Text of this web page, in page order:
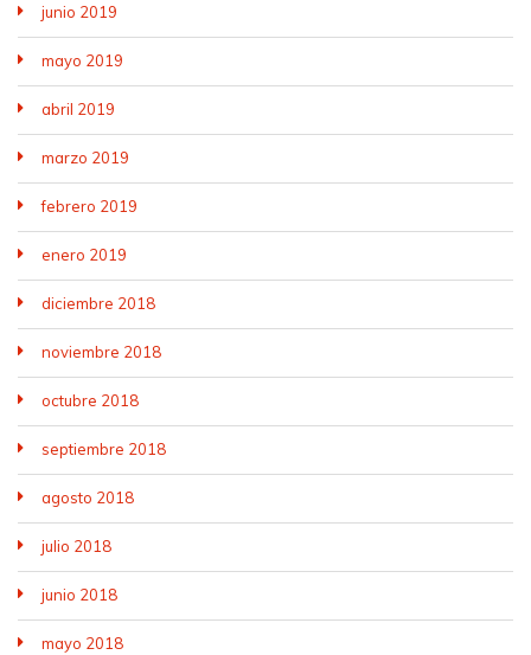
junio 2019
mayo 2019
abril 2019
marzo 2019
febrero 2019
enero 2019
diciembre 2018
noviembre 2018
octubre 2018
septiembre 2018
agosto 2018
julio 2018
junio 2018
mayo 2018